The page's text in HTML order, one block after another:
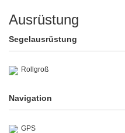
Ausrüstung
Segelausrüstung
Rollgroß
Navigation
GPS